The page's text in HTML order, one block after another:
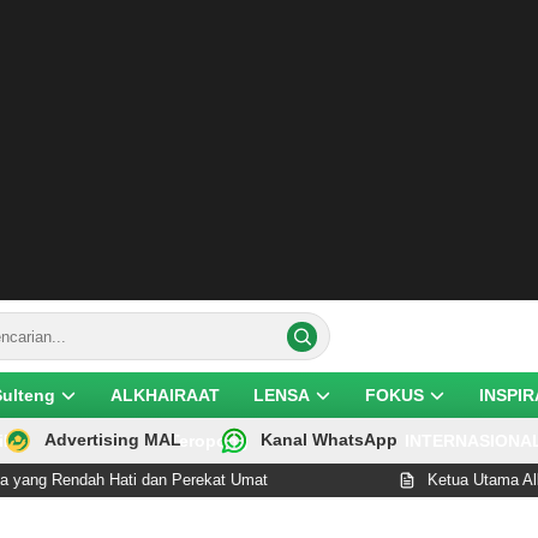
ALKHAIRAAT LENSA FOKUS
Teropong
Advertising MAL Kanal WhatsApp
Hati dan Perekat Umat Ketua Utama